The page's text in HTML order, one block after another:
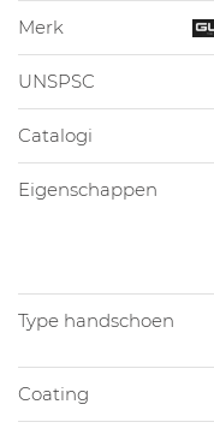
Merk
UNSPSC
Catalogi
Eigenschappen
Type handschoen
Coating